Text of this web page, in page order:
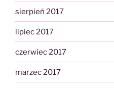
sierpień 2017
lipiec 2017
czerwiec 2017
marzec 2017